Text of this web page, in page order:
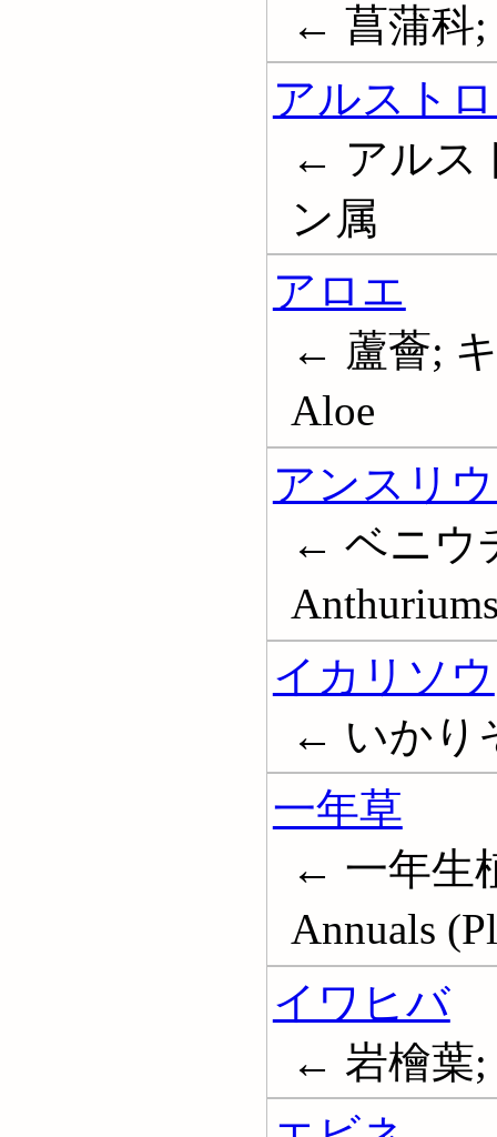
← 菖蒲科;
アルスト
← アルス
ン属
アロエ
← 蘆薈;
Aloe
アンスリ
← ベニウ
イカリソウ
← いかり
一年草
← 一年生
Annuals
イワヒバ
← 岩檜葉;